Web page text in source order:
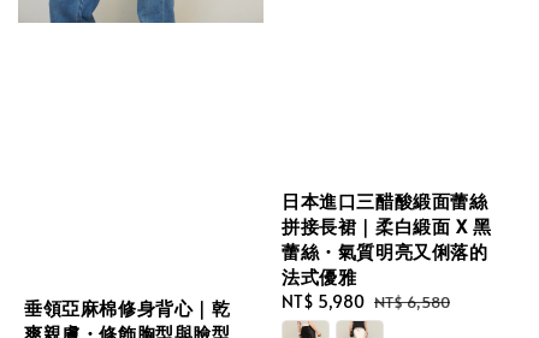
垂領亞麻棉修身背心｜乾
爽親膚・修飾胸型與臉型
日本進口三醋酸緞面蕾絲
拼接長裙｜柔白緞面 X 黑
蕾絲・氣質明亮又俐落的
法式優雅
Sale
price
NT$ 5,980 Regular
price
NT$ 6,580